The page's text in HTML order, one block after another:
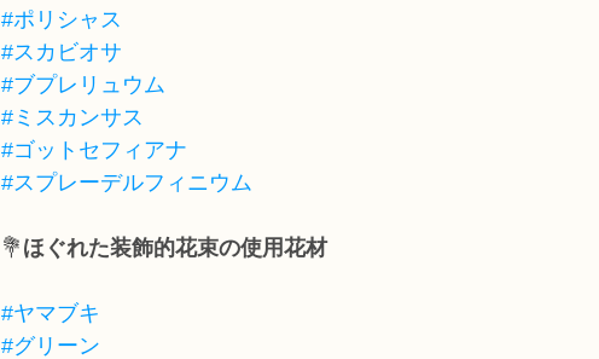
#ポリシャス
#スカビオサ
#ブプレリュウム
#ミスカンサス
#ゴットセフィアナ
#スプレーデルフィニウム
💐 ほぐれた装飾的花束の使用花材
#ヤマブキ
#グリーン